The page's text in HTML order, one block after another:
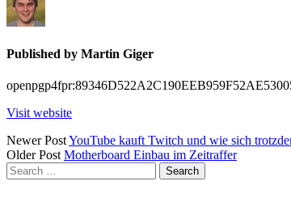
Published by Martin Giger
Visit website
Posts
navigation
Newer PostYouTube kauft Twitch und wie sich
Older Post Motherboard Einbau im Zeitraffer
Search
for: